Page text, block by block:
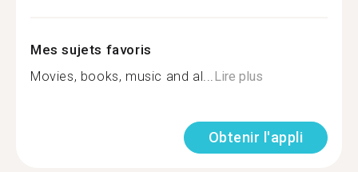
Mes sujets favoris
Movies, books, music and al...Lire plus
Obtenir l'appli